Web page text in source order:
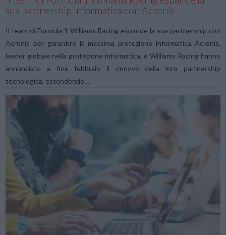
VIEW POST
sua partnership informatica con Acronis
Il team di Formula 1 Williams Racing espande la sua partnership con
Acronis per garantire la massima protezione informatica Acronis,
leader globale nella protezione informatica, e Williams Racing hanno
annunciato a fine febbraio il rinnovo della loro partnership
tecnologica, estendendo …